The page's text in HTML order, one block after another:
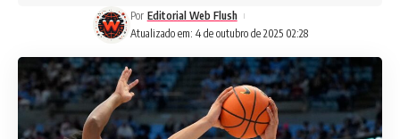
Atualizado em: 4 de outubro de 2025 02:28
Por Editorial Web Flush